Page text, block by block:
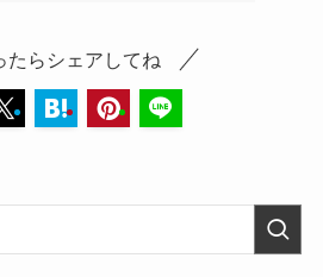
たらシェアしてね